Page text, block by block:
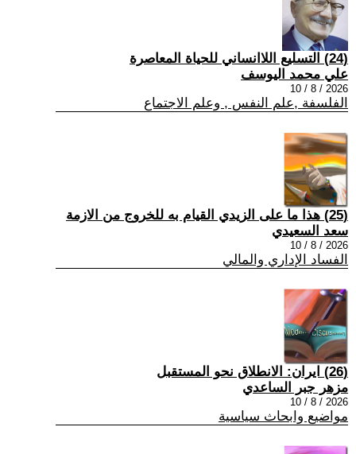
(24) التسليع اللاانساني للحياة المعاصرة
علي محمد اليوسف
2026 / 8 / 10
الفلسفة ,علم النفس , وعلم الاجتماع
(25) هذا ما على الزيدي القيام به للخروج من الازمة
سعد السعيدي
2026 / 8 / 10
الفساد الإداري والمالي
(26) ايران: الانطلاق نحو المستقبل
مزهر جبر الساعدي
2026 / 8 / 10
مواضيع وابحاث سياسية